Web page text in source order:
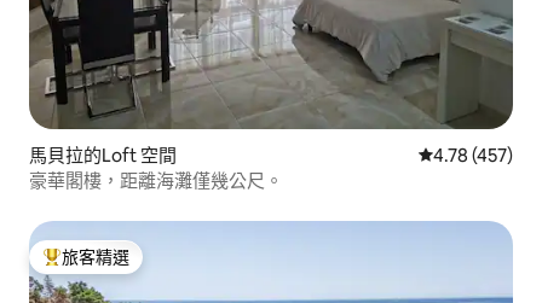
馬貝拉的Loft 空間 從 457 則評價
4.78 (457)
豪華閣樓，距離海灘僅幾公尺。
旅客精選榜首
旅客精選